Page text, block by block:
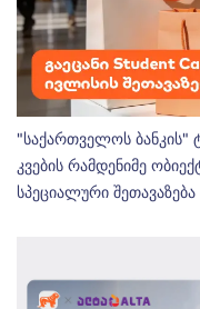
"საქართველოს ბანკის"
კვების რამდენიმე
სპეციალური შეთავაზება